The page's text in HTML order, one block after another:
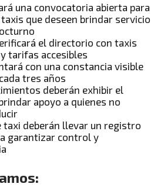
una convocatoria abierta para
que deseen brindar servicio
el directorio con taxis
tarifas accesibles
con una constancia visible
tres años
deberán exhibir el
apoyo a quienes no
taxi deberán llevar un registro
garantizar control y